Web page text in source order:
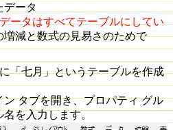
データ
データはすべてテーブルにしてい
増減と数式の見易さのためで
「七月」というテーブルを作成
ン タブを開き、プロパティ グル
名を入力します。